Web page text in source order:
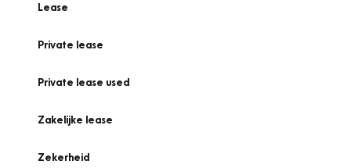
Lease
Private lease
Private lease used
Zakelijke lease
Zekerheid